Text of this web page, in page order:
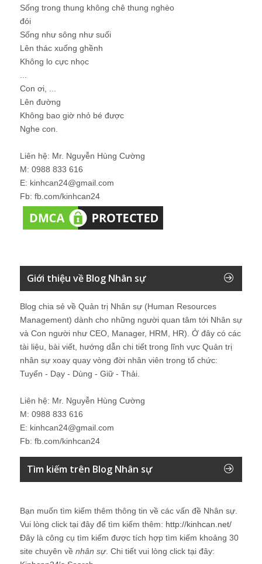
Sống trong thung không chê thung nghèo
đói
Sống như sông như suối
Lên thác xuống ghềnh
Không lo cực nhọc
Con ơi, ...
Lên đường
Không bao giờ nhỏ bé được
Nghe con.
Liên hệ: Mr. Nguyễn Hùng Cường
M: 0988 833 616
E: kinhcan24@gmail.com
Fb: fb.com/kinhcan24
Giới thiệu về Blog Nhân sự
Blog chia sẻ về Quản trị Nhân sự (Human Resources
Management) dành cho những người quan tâm tới Nhân sự
và Con người như CEO, Manager, HRM, HR). Ở đây có các
tài liệu, bài viết, hướng dẫn chi tiết trong lĩnh vực Quản trị
nhân sự xoay quay vòng đời nhân viên trong tổ chức:
Tuyển - Dạy - Dùng - Giữ - Thải.
Liên hệ: Mr. Nguyễn Hùng Cường
M: 0988 833 616
E: kinhcan24@gmail.com
Fb: fb.com/kinhcan24
Tìm kiếm trên Blog Nhân sự
Bạn muốn tìm kiếm thêm thông tin về các vấn đề Nhân sự
Vui lòng click tại đây để tìm kiếm thêm: http://kinhcan.net/
Đây là công cụ tìm kiếm được tích hợp tìm kiếm khoảng 30
site chuyên về nhân sự. Chi tiết vui lòng click tại đây: